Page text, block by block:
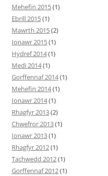
Mehefin 2015(1)
Ebrill 2015(1)
Mawrth 2015(2)
Ionawr 2015(1)
Hydref 2014(1)
Medi 2014(1)
Gorffennaf 2014(1)
Mehefin 2014(1)
Ionawr 2014(1)
Rhagfyr 2013(2)
Chwefror 2013(1)
Ionawr 2013(1)
Rhagfyr 2012(1)
Tachwedd 2012(1)
Gorffennaf 2012(1)